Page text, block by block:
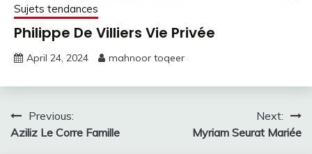
Sujets tendances
Philippe De Villiers Vie Privée
April 24, 2024 mahnoor toqeer
Post
navigation
Previous:
Aziliz Le Corre Famille
Next:
Myriam Seurat Mariée